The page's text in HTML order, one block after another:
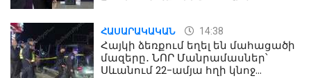
ՀԱՍԱՐԱԿԱԿԱՆ 14:38
Հայկի ձեռքում եղել են մահացածի
մազերը․ ՆՈՐ Մանրամասներ՝
Սևանում 22-ամյա հղի կնոջ